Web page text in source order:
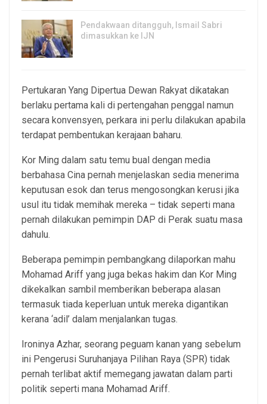
Pendakwaan ditangguh, Ismail Sabri
dimasukkan ke IJN
Pertukaran Yang Dipertua Dewan Rakyat dikatakan
berlaku pertama kali di pertengahan penggal namun
secara konvensyen, perkara ini perlu dilakukan apabila
terdapat pembentukan kerajaan baharu.
Kor Ming dalam satu temu bual dengan media
berbahasa Cina pernah menjelaskan sedia menerima
keputusan esok dan terus mengosongkan kerusi jika
usul itu tidak memihak mereka – tidak seperti mana
pernah dilakukan pemimpin DAP di Perak suatu masa
dahulu.
Beberapa pemimpin pembangkang dilaporkan mahu
Mohamad Ariff yang juga bekas hakim dan Kor Ming
dikekalkan sambil memberikan beberapa alasan
termasuk tiada keperluan untuk mereka digantikan
kerana ‘adil’ dalam menjalankan tugas.
Ironinya Azhar, seorang peguam kanan yang sebelum
ini Pengerusi Suruhanjaya Pilihan Raya (SPR) tidak
pernah terlibat aktif memegang jawatan dalam parti
politik seperti mana Mohamad Ariff.